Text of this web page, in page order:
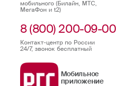
мобильного (Билайн, МТС,
МегаФон и t2)
8 (800) 200-09-00
Контакт-центр по России
24/7, звонок бесплатный
Мобильное
приложение